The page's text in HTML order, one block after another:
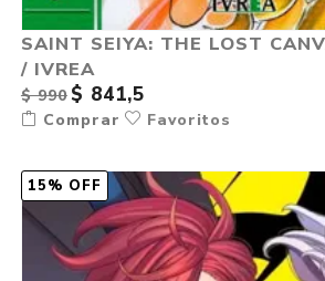
SAINT SEIYA: THE LOST
/ IVREA
$ 990 $ 841,5
Comprar Favoritos
15% OFF